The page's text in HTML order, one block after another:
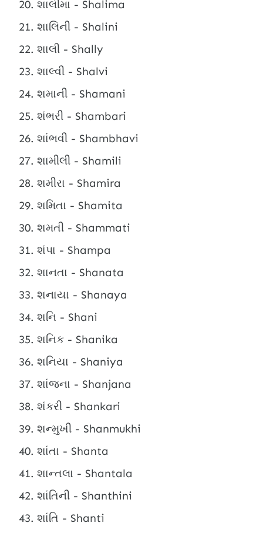
શાલીમા - Shalima
શાલિની - Shalini
શાલી - Shally
શાલ્વી - Shalvi
શમાની - Shamani
શંભરી - Shambari
શાંભવી - Shambhavi
શામીલી - Shamili
શમીરા - Shamira
શમિતા - Shamita
શમતી - Shammati
શંપા - Shampa
શાનતા - Shanata
શનાયા - Shanaya
શનિ - Shani
શનિક - Shanika
શનિયા - Shaniya
શાંજના - Shanjana
શંકરી - Shankari
શન્મુખી - Shanmukhi
શાંતા - Shanta
શાન્તલા - Shantala
શાંતિની - Shanthini
શાંતિ - Shanti